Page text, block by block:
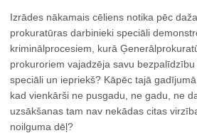
Izrādes nākamais cēliens notika pēc
prokuratūras darbinieki speciāli
kriminālprocesiem, kurā
prokuroriem vajadzēja savu
speciāli un iepriekš? Kāpēc tajā
kad vienkārši ne pusgadu, ne gadu, ne
uzsākšanas tam nav nekādas citas
noilguma dēļ?